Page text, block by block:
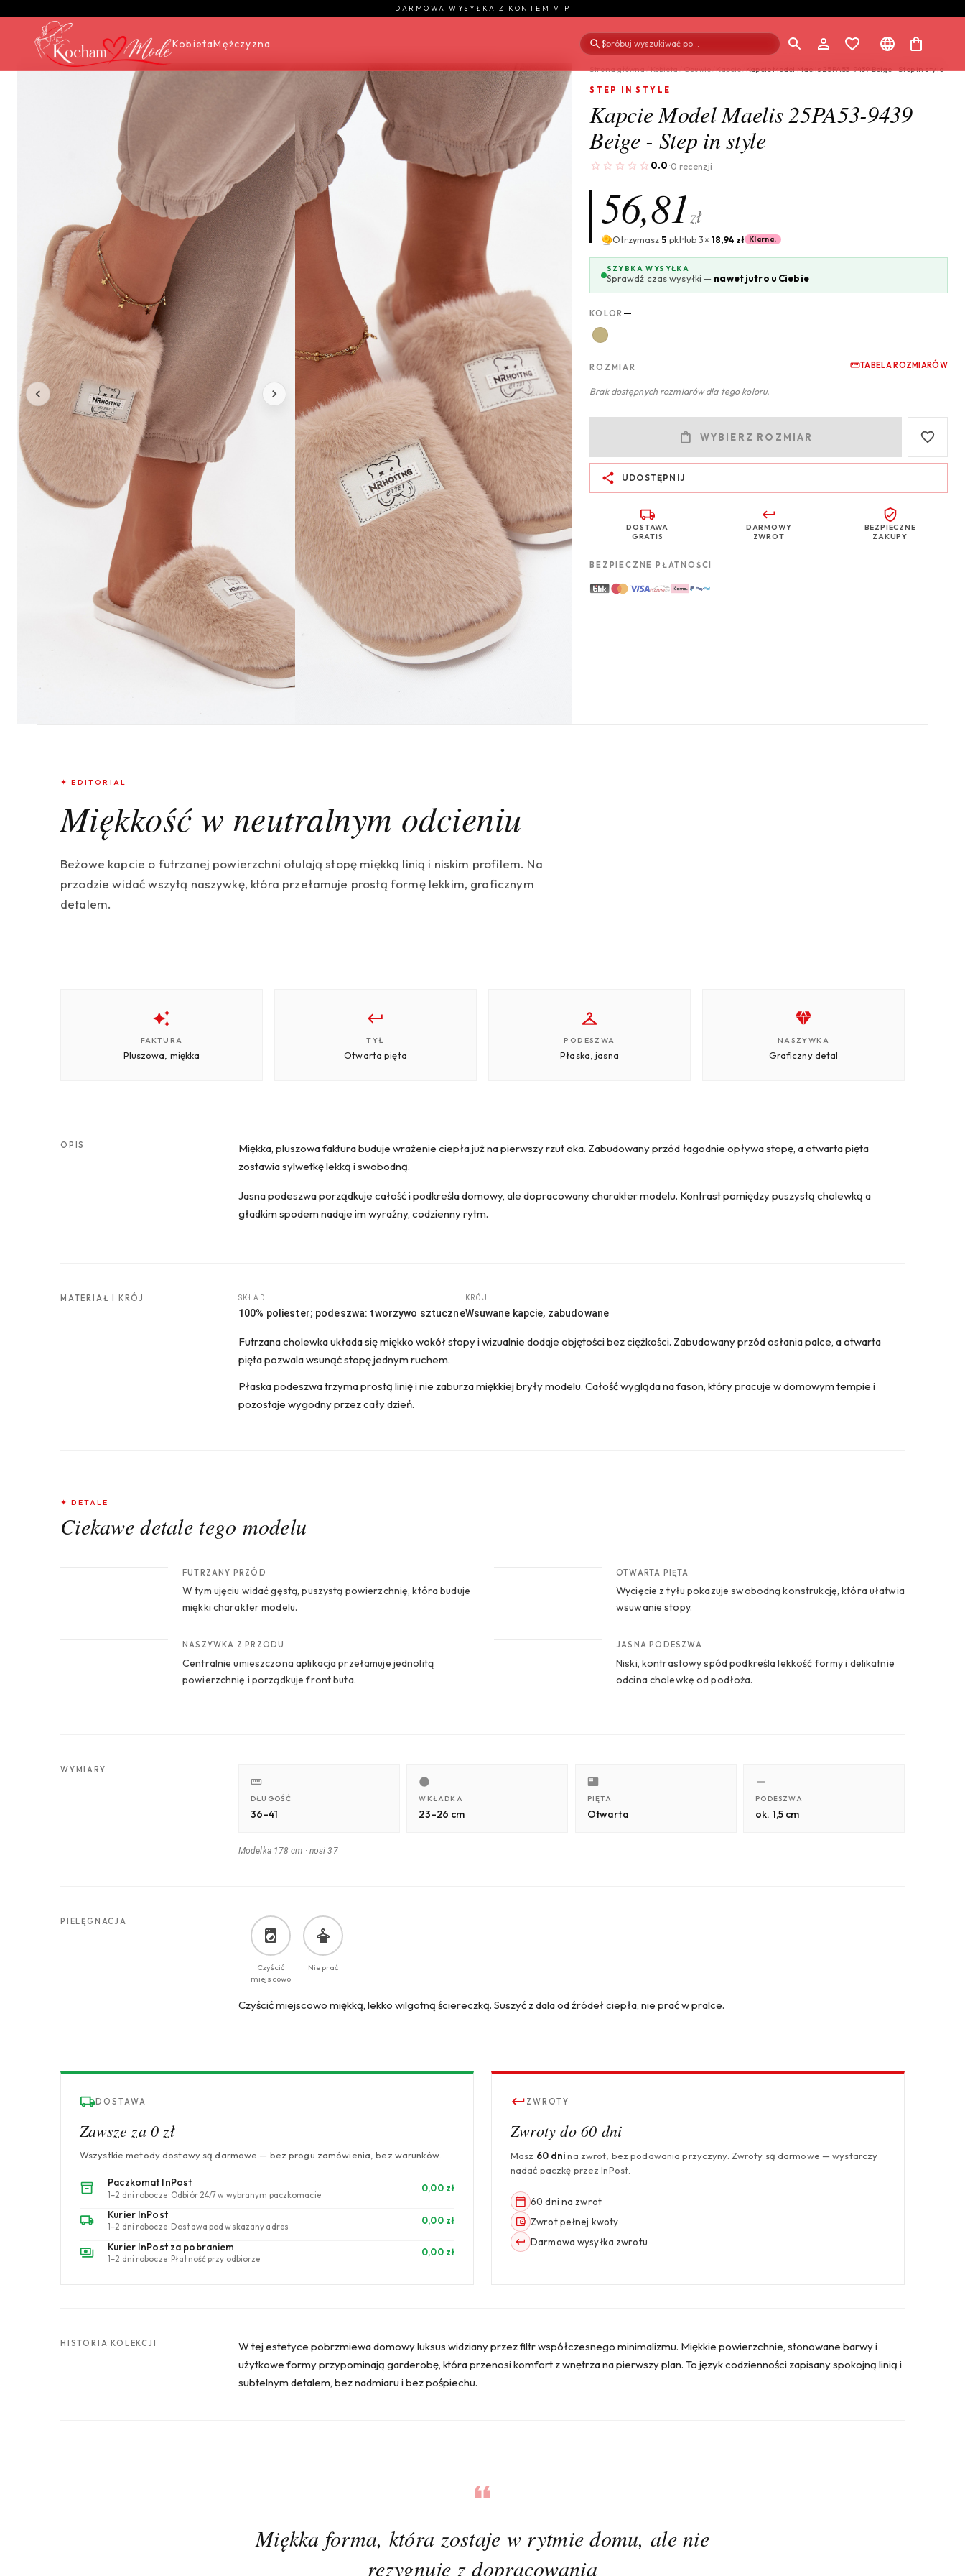
DARMOWA WYSYŁKA Z KONTEM VIP
KobietaMężczyzna Spróbuj wyszukiwać po...
|
Strona główna/Kobieta/Obuwie/Kapcie/Kapcie Model Maelis 25PA53-9439 Beige - Step in style
STEP IN STYLE
Kapcie Model Maelis 25PA53-9439
Beige - Step in style
0.0 ·0 recenzji
56,81zł
Otrzymasz5 pktlub 3× 18,94 zł Klarna.
SZYBKA WYSYŁKA
Sprawdź czas wysyłki — nawet jutro u Ciebie
KOLOR —
ROZMIAR TABELA ROZMIARÓW
Brak dostępnych rozmiarów dla tego koloru.
WYBIERZ ROZMIAR
UDOSTĘPNIJ
DOSTAWA
GRATIS
DARMOWY
ZWROT
BEZPIECZNE
ZAKUPY
BEZPIECZNE PŁATNOŚCI
✦ EDITORIAL
Miękkość w neutralnym odcieniu
Beżowe kapcie o futrzanej powierzchni otulają stopę miękką linią i niskim profilem. Na
przodzie widać wszytą naszywkę, która przełamuje prostą formę lekkim, graficznym
detalem.
FAKTURA
Pluszowa, miękka
TYŁ
Otwarta pięta
PODESZWA
Płaska, jasna
NASZYWKA
Graficzny detal
OPIS
Miękka, pluszowa faktura buduje wrażenie ciepła już na pierwszy rzut oka. Zabudowany przód łagodnie opływa stopę, a otwarta pięta
zostawia sylwetkę lekką i swobodną.
Jasna podeszwa porządkuje całość i podkreśla domowy, ale dopracowany charakter modelu. Kontrast pomiędzy puszystą cholewką a
gładkim spodem nadaje im wyraźny, codzienny rytm.
MATERIAŁ I KRÓJ SKŁAD
100% poliester; podeszwa: tworzywo sztuczne
KRÓJ
Wsuwane kapcie, zabudowane
Futrzana cholewka układa się miękko wokół stopy i wizualnie dodaje objętości bez ciężkości. Zabudowany przód osłania palce, a otwarta
pięta pozwala wsunąć stopę jednym ruchem.
Płaska podeszwa trzyma prostą linię i nie zaburza miękkiej bryły modelu. Całość wygląda na fason, który pracuje w domowym tempie i
pozostaje wygodny przez cały dzień.
✦ DETALE
Ciekawe detale tego modelu
FUTRZANY PRZÓD
W tym ujęciu widać gęstą, puszystą powierzchnię, która buduje
miękki charakter modelu.
OTWARTA PIĘTA
Wycięcie z tyłu pokazuje swobodną konstrukcję, która ułatwia
wsuwanie stopy.
NASZYWKA Z PRZODU
Centralnie umieszczona aplikacja przełamuje jednolitą
powierzchnię i porządkuje front buta.
JASNA PODESZWA
Niski, kontrastowy spód podkreśla lekkość formy i delikatnie
odcina cholewkę od podłoża.
WYMIARY
DŁUGOŚĆ
36–41
WKŁADKA
23–26 cm
PIĘTA
Otwarta
PODESZWA
ok. 1,5 cm
Modelka 178 cm · nosi 37
PIELĘGNACJA
Czyścić
miejscowo
Nie prać
Czyścić miejscowo miękką, lekko wilgotną ściereczką. Suszyć z dala od źródeł ciepła, nie prać w pralce.
DOSTAWA
Zawsze za 0 zł
Wszystkie metody dostawy są darmowe — bez progu zamówienia, bez warunków.
Paczkomat InPost
1–2 dni robocze · Odbiór 24/7 w wybranym paczkomacie
0,00 zł
Kurier InPost
1–2 dni robocze · Dostawa pod wskazany adres
0,00 zł
Kurier InPost za pobraniem
1–2 dni robocze · Płatność przy odbiorze
0,00 zł
ZWROTY
Zwroty do 60 dni
Masz 60 dnina zwrot, bez podawania przyczyny. Zwroty są darmowe — wystarczy
nadać paczkę przez InPost.
60 dni na zwrot
Zwrot pełnej kwoty
Darmowa wysyłka zwrotu
HISTORIA KOLEKCJI
W tej estetyce pobrzmiewa domowy luksus widziany przez filtr współczesnego minimalizmu. Miękkie powierzchnie, stonowane barwy i
użytkowe formy przypominają garderobę, która przenosi komfort z wnętrza na pierwszy plan. To język codzienności zapisany spokojną linią i
subtelnym detalem, bez nadmiaru i bez pośpiechu.
Miękka forma, która zostaje w rytmie domu, ale nie
rezygnuje z dopracowania